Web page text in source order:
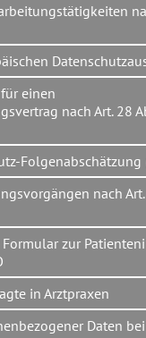
einen
nach Art. 28
Folgenabschätzung
nach
zur
in Arztpraxen
Daten